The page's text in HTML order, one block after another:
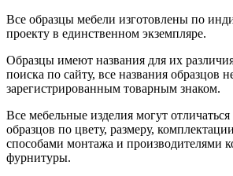
Все образцы мебели изготовлены по
проекту в единственном экземпляре.
Образцы имеют названия для их
поиска по сайту, все названия образцов
зарегистрированным товарным знаком.
Все мебельные изделия могут
образцов по цвету, размеру,
способами монтажа и производителями
фурнитуры.